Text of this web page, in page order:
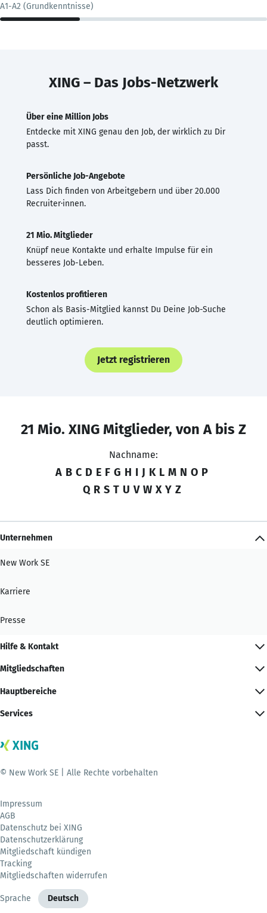
A1-A2 (Grundkenntnisse)
XING – Das Jobs-Netzwerk
Über eine Million Jobs
Entdecke mit XING genau den Job, der wirklich zu Dir
passt.
Persönliche Job-Angebote
Lass Dich finden von Arbeitgebern und über 20.000
Recruiter·innen.
21 Mio. Mitglieder
Knüpf neue Kontakte und erhalte Impulse für ein
besseres Job-Leben.
Kostenlos profitieren
Schon als Basis-Mitglied kannst Du Deine Job-Suche
deutlich optimieren.
Jetzt registrieren
21 Mio. XING Mitglieder, von A bis Z
Nachname:
A B C D E F G H I J K L M N O P
Q R S T U V W X Y Z
Unternehmen
New Work SE
Karriere
Presse
Hilfe & Kontakt
Mitgliedschaften
Hauptbereiche
Services
© New Work SE | Alle Rechte vorbehalten
Impressum
AGB
Datenschutz bei XING
Datenschutzerklärung
Mitgliedschaft kündigen
Tracking
Mitgliedschaften widerrufen
Sprache Deutsch